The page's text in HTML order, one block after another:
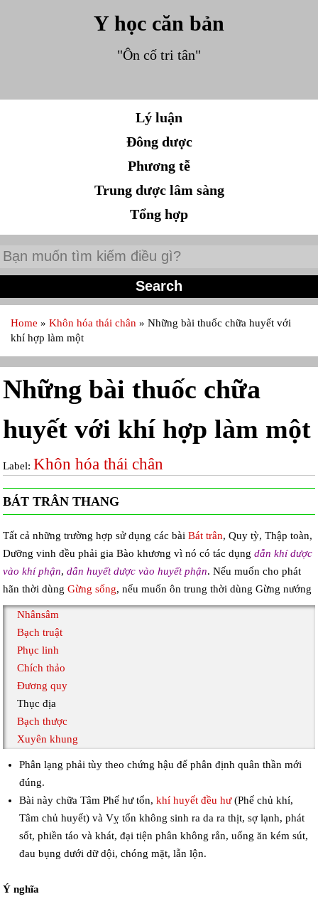
Y học căn bản
"Ôn cố tri tân"
Lý luận
Đông dược
Phương tễ
Trung dược lâm sàng
Tổng hợp
Home » Khôn hóa thái chân » Những bài thuốc chữa huyết với
khí hợp làm một
Những bài thuốc chữa
huyết với khí hợp làm một
Label: Khôn hóa thái chân
BÁT TRÂN THANG
Tất cả những trường hợp sử dụng các bàiBát trân, Quy tỳ, Thập toàn,
Dưỡng vinh đều phải gia Bào khương vì nó có tác dụngdẫn khí dược
vào khí phận,dẫn huyết dược vào huyết phận. Nếu muốn cho phát
hãn thời dùngGừng sống, nếu muốn ôn trung thời dùng Gừng nướng
Nhânsâm
Bạch truật
Phục linh
Chích thảo
Đương quy
Thục địa
Bạch thược
Xuyên khung
Phân lạng phải tùy theo chứng hậu để phân định quân thần mới
đúng.
Bài này chữa Tâm Phế hư tổn, khí huyết đều hư(Phế chủ khí,
Tâm chủ huyết) và Vỵ tổn không sinh ra da ra thịt, sợ lạnh, phát
sốt, phiền táo và khát, đại tiện phân không rắn, uống ăn kém sút,
đau bụng dưới dữ dội, chóng mặt, lẫn lộn.
Ý nghĩa